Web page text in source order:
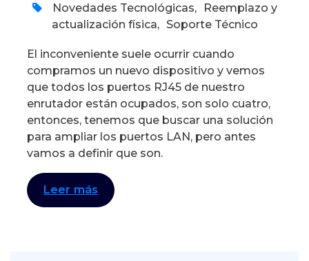
Novedades Tecnológicas,
Reemplazo y
actualización física, Soporte Técnico
El inconveniente suele ocurrir cuando
compramos un nuevo dispositivo y vemos
que todos los puertos RJ45 de nuestro
enrutador están ocupados, son solo cuatro,
entonces, tenemos que buscar una solución
para ampliar los puertos LAN, pero antes
vamos a definir que son.
Leer más